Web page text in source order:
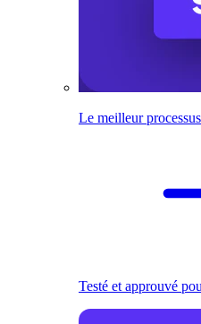
Le meilleur
Testé et approuvé